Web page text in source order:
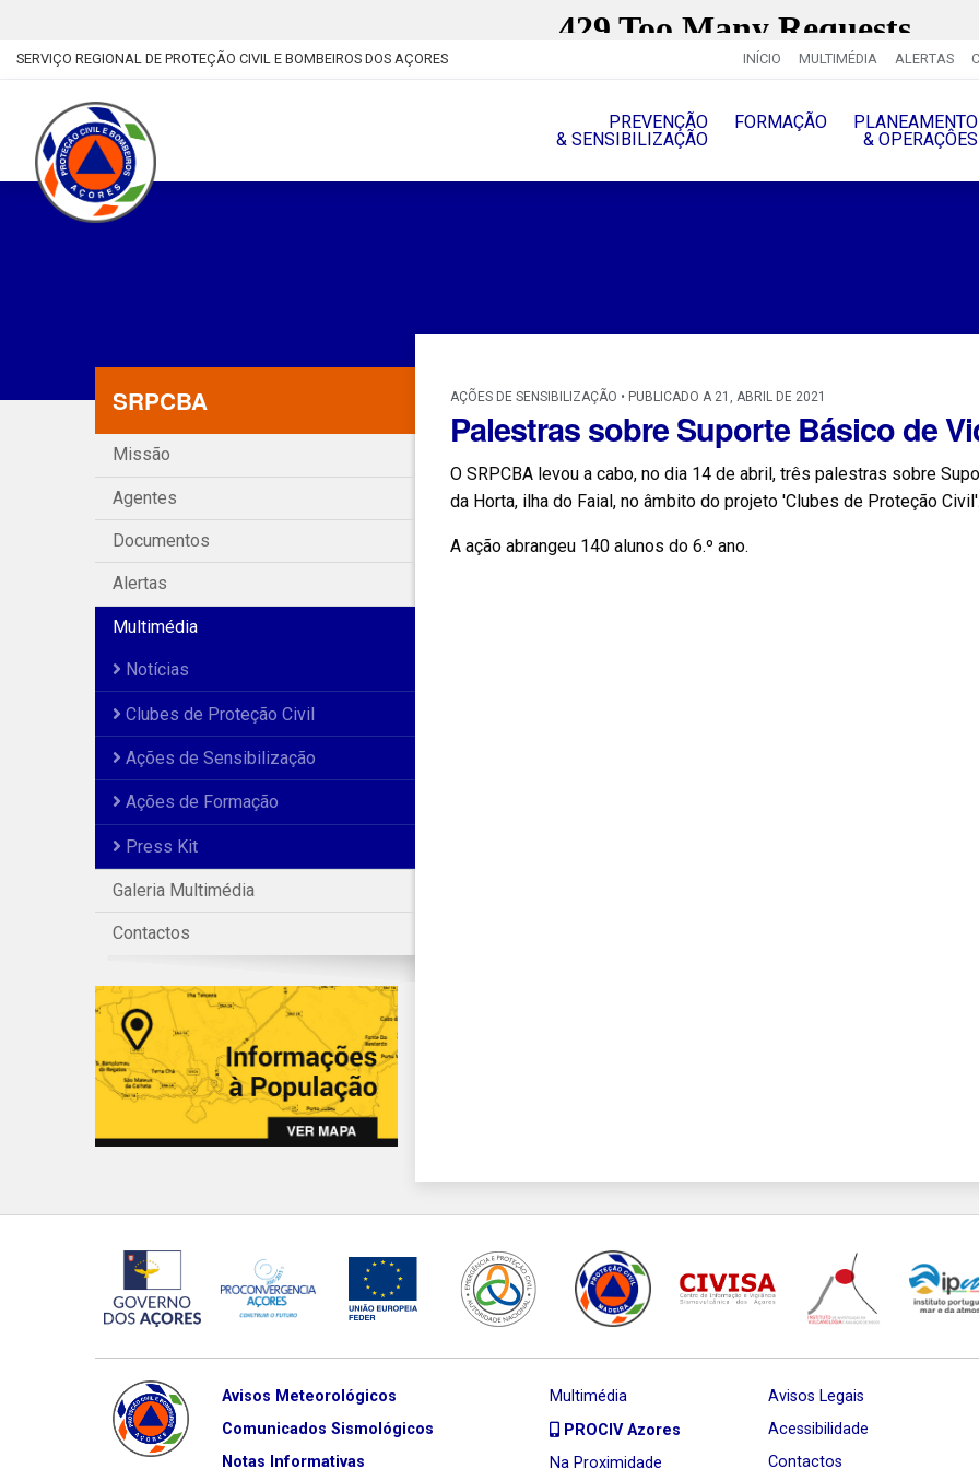
SERVIÇO REGIONAL DE PROTEÇÃO CIVIL E BOMBEIROS DOS AÇORES INÍCIO MULTIMÉDIA ALERTAS
PREVENÇÃO
& SENSIBILIZAÇÃO
FORMAÇÃO
PLANEAMENTO
& OPERAÇÔES
SRPCBA
Missão
Agentes
Documentos
Alertas
Multimédia
Notícias
Clubes de Proteção Civil
Ações de Sensibilização
Ações de Formação
Press Kit
Galeria Multimédia
Contactos
AÇÕES DE SENSIBILIZAÇÃO • PUBLICADO A 21, ABRIL DE 2021
Palestras sobre Suporte Básico de
O SRPCBA levou a cabo, no dia 14 de abril, três palestras sobre
da Horta, ilha do Faial, no âmbito do projeto 'Clubes de Proteção
A ação abrangeu 140 alunos do 6.º ano.
Avisos Meteorológicos
Comunicados Sismológicos
Notas Informativas
Multimédia
PROCIV Azores
Na Proximidade
Avisos Legais
Acessibilidade
Contactos